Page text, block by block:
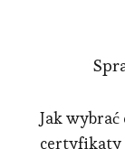
Jak
certyfikaty